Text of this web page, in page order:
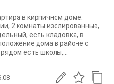
в кирпичном доме.
2 комнаты изолированные,
есть кладовка, в
дома в районе с
есть школы,...